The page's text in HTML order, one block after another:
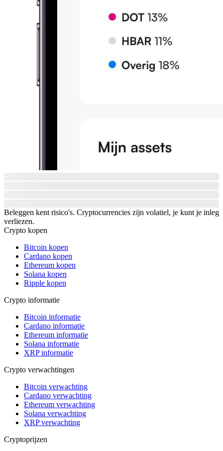
Beleggen kent risico's. Cryptocurrencies zijn volatiel, je kunt je inleg
verliezen.
Crypto kopen
Bitcoin kopen
Cardano kopen
Ethereum kopen
Solana kopen
Ripple kopen
Crypto informatie
Bitcoin informatie
Cardano informatie
Ethereum informatie
Solana informatie
XRP informatie
Crypto verwachtingen
Bitcoin verwachting
Cardano verwachting
Ethereum verwachting
Solana verwachting
XRP verwachting
Cryptoprijzen